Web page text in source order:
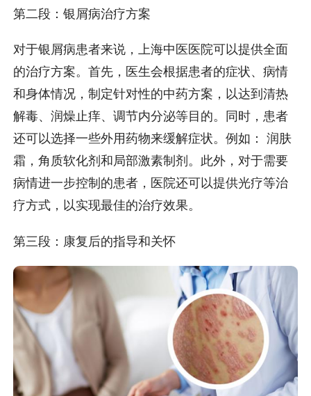
第二段：银屑病治疗方案
对于银屑病患者来说，上海中医医院可以提供全面
的治疗方案。首先，医生会根据患者的症状、病情
和身体情况，制定针对性的中药方案，以达到清热
解毒、润燥止痒、调节内分泌等目的。同时，患者
还可以选择一些外用药物来缓解症状。例如： 润肤
霜，角质软化剂和局部激素制剂。此外，对于需要
病情进一步控制的患者，医院还可以提供光疗等治
疗方式，以实现最佳的治疗效果。
第三段：康复后的指导和关怀